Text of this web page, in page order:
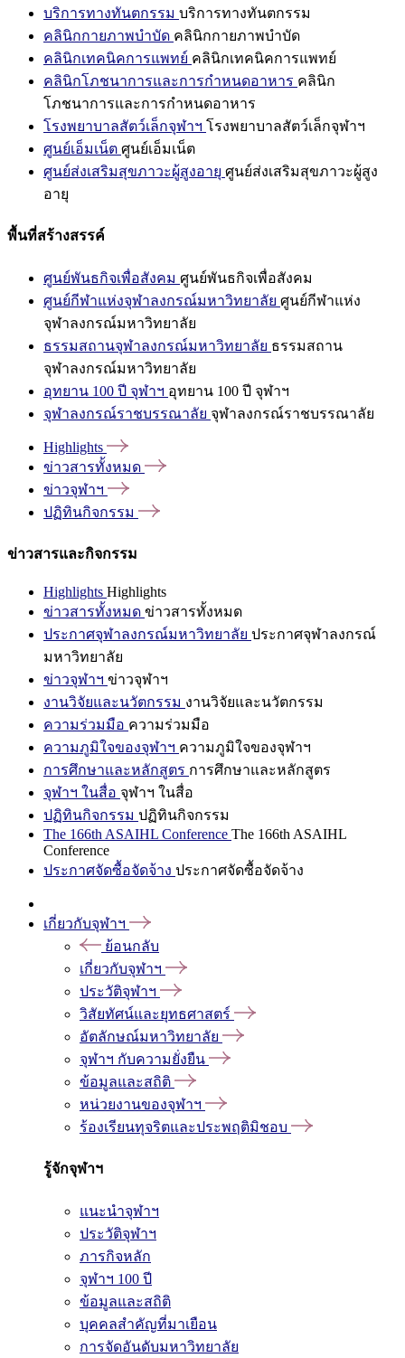
บริการทางทันตกรรม บริการทางทันตกรรม
คลินิกกายภาพบำบัด คลินิกกายภาพบำบัด
คลินิกเทคนิคการแพทย์ คลินิกเทคนิคการแพทย์
คลินิกโภชนาการและการกำหนดอาหาร คลินิก
โภชนาการและการกำหนดอาหาร
โรงพยาบาลสัตว์เล็กจุฬาฯ โรงพยาบาลสัตว์เล็กจุฬาฯ
ศูนย์เอ็มเน็ต ศูนย์เอ็มเน็ต
ศูนย์ส่งเสริมสุขภาวะผู้สูงอายุ ศูนย์ส่งเสริมสุขภาวะผู้สูง
อายุ
พื้นที่สร้างสรรค์
ศูนย์พันธกิจเพื่อสังคม ศูนย์พันธกิจเพื่อสังคม
ศูนย์กีฬาแห่งจุฬาลงกรณ์มหาวิทยาลัย ศูนย์กีฬาแห่ง
จุฬาลงกรณ์มหาวิทยาลัย
ธรรมสถานจุฬาลงกรณ์มหาวิทยาลัย ธรรมสถาน
จุฬาลงกรณ์มหาวิทยาลัย
อุทยาน 100 ปี จุฬาฯ อุทยาน 100 ปี จุฬาฯ
จุฬาลงกรณ์ราชบรรณาลัย จุฬาลงกรณ์ราชบรรณาลัย
Highlights
ข่าวสารทั้งหมด
ข่าวจุฬาฯ
ปฏิทินกิจกรรม
ข่าวสารและกิจกรรม
Highlights Highlights
ข่าวสารทั้งหมด ข่าวสารทั้งหมด
ประกาศจุฬาลงกรณ์มหาวิทยาลัย ประกาศจุฬาลงกรณ์
มหาวิทยาลัย
ข่าวจุฬาฯ ข่าวจุฬาฯ
งานวิจัยและนวัตกรรม งานวิจัยและนวัตกรรม
ความร่วมมือ ความร่วมมือ
ความภูมิใจของจุฬาฯ ความภูมิใจของจุฬาฯ
การศึกษาและหลักสูตร การศึกษาและหลักสูตร
จุฬาฯ ในสื่อ จุฬาฯ ในสื่อ
ปฏิทินกิจกรรม ปฏิทินกิจกรรม
The 166th ASAIHL Conference The 166th ASAIHL
Conference
ประกาศจัดซื้อจัดจ้าง ประกาศจัดซื้อจัดจ้าง
เกี่ยวกับจุฬาฯ
ย้อนกลับ
เกี่ยวกับจุฬาฯ
ประวัติจุฬาฯ
วิสัยทัศน์และยุทธศาสตร์
อัตลักษณ์มหาวิทยาลัย
จุฬาฯ กับความยั่งยืน
ข้อมูลและสถิติ
หน่วยงานของจุฬาฯ
ร้องเรียนทุจริตและประพฤติมิชอบ
รู้จักจุฬาฯ
แนะนำจุฬาฯ
ประวัติจุฬาฯ
ภารกิจหลัก
จุฬาฯ 100 ปี
ข้อมูลและสถิติ
บุคคลสำคัญที่มาเยือน
การจัดอันดับมหาวิทยาลัย